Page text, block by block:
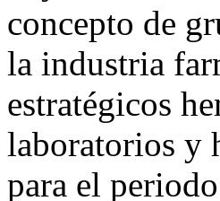
concepto de
la industria
estratégicos
laboratorios y
para el